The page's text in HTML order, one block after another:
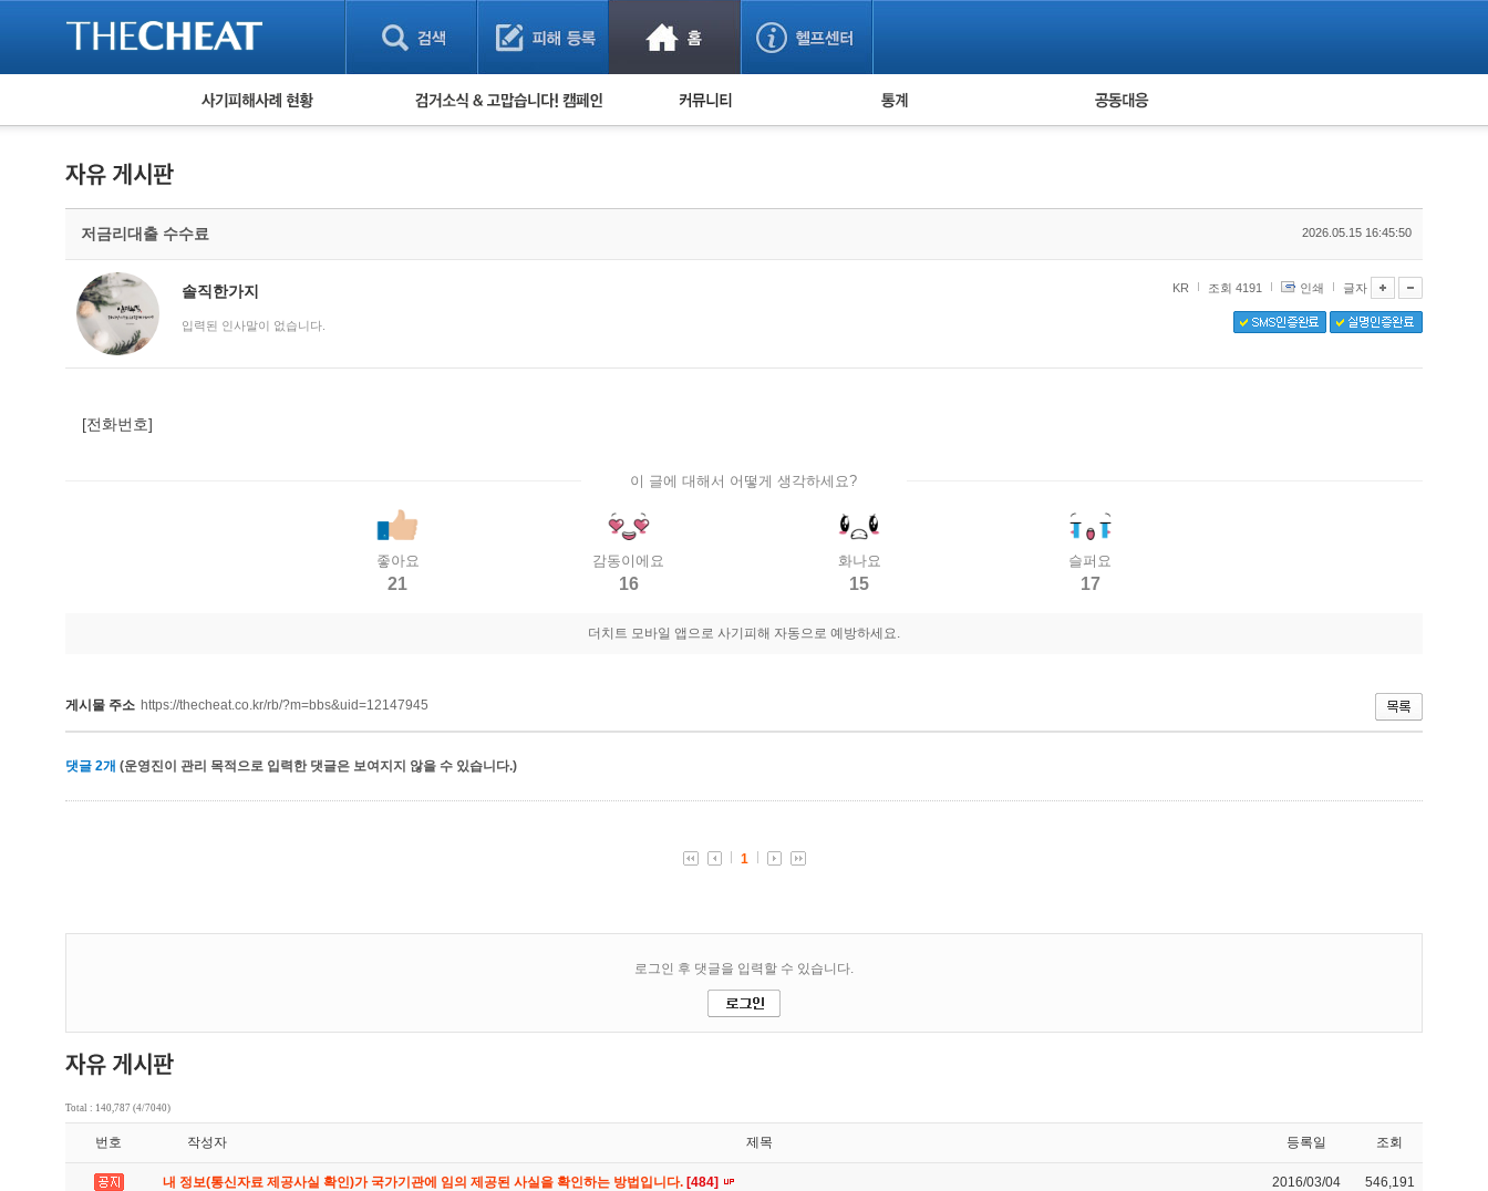
피해사례 현황
유해사이트 목록
비공개 피해사례
검거 소식 사기 예방했어요! 누적 피해사례 통계 피해자 공동대응
저금리대출 수수료 2026.05.15 16:45:50
솔직한가지
입력된 인사말이 없습니다.
KR 조회 4191 인쇄 글자
[전화번호]
이 글에 대해서 어떻게 생각하세요?
좋아요
21
감동이에요
16
화나요
15
슬퍼요
17
더치트 모바일 앱으로 사기피해 자동으로 예방하세요.
게시물 주소 https://thecheat.co.kr/rb/?m=bbs&uid=12147945
댓글 2개 (운영진이 관리 목적으로 입력한 댓글은 보여지지 않을 수 있습니다.)
Total : 140,787 (4/7040)
번호 작성자 제목 등록일 조회
내 정보(통신자료 제공사실 확인)가 국가기관에 임의 제공된 사실을 확인하는 방법입니다. [484] 2016/03/04 546,191